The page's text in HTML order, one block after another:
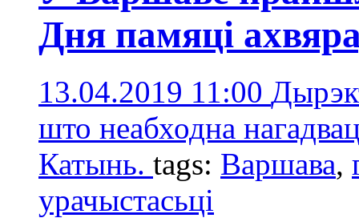
Дня памяці
13.04.2019 11:00
што неабходна
Катынь. tags: Варшава,
урачыстасьці